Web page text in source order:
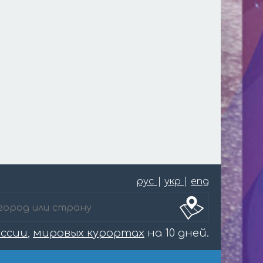
рус укр eng
, мировых курортах на 10 дней.